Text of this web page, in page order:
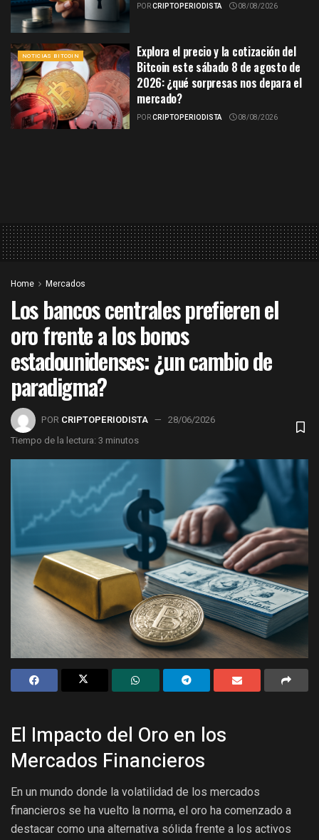
PORCRIPTOPERIODISTA 08/08/2026
NOTICIAS BITCOIN
Explora el precio y la cotización del
Bitcoin este sábado 8 de agosto de
2026: ¿qué sorpresas nos depara el
mercado?
PORCRIPTOPERIODISTA 08/08/2026
Home Mercados
Los bancos centrales prefieren el
oro frente a los bonos
estadounidenses: ¿un cambio de
paradigma?
POR CRIPTOPERIODISTA
28/06/2026
Tiempo de la lectura: 3 minutos
El Impacto del Oro en los
Mercados Financieros
En un mundo donde la volatilidad de los mercados
financieros se ha vuelto la norma, el oro ha comenzado a
destacar como una alternativa sólida frente a los activos